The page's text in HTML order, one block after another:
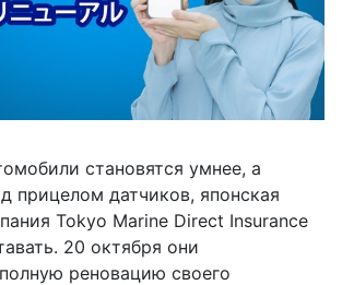
становятся умнее, а
прицелом датчиков, японская
Tokyo Marine Direct Insurance
20 октября они
реновацию своего